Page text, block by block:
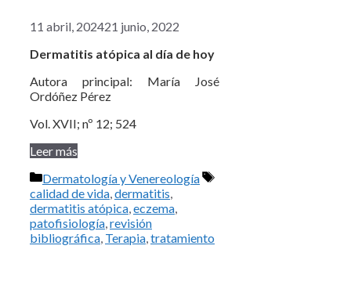
11 abril, 202421 junio, 2022
Dermatitis atópica al día de hoy
Autora principal: María José
Ordóñez Pérez
Vol. XVII; nº 12; 524
Leer más
Categorías
Dermatología y Venereología
Etiquetas
calidad de vida dermatitis
dermatitis atópica eczema
patofisiología revisión
bibliográfica Terapia tratamiento